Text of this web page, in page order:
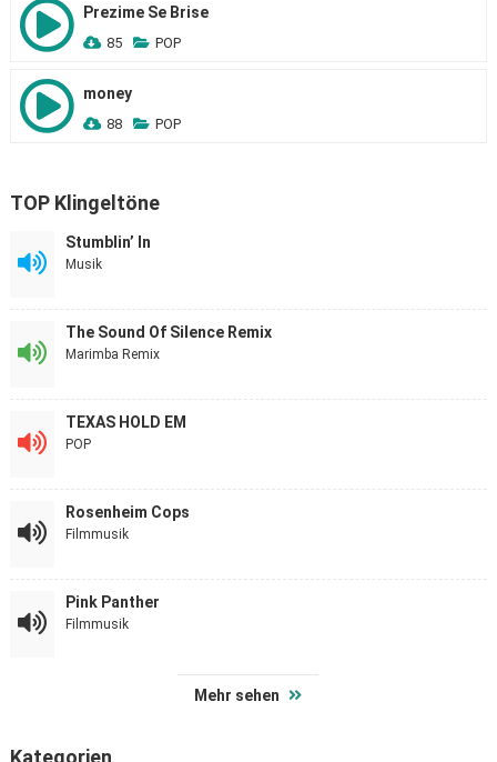
Prezime Se Brise
85 POP
money
88 POP
TOP Klingeltöne
Stumblin’ In
Musik
The Sound Of Silence Remix
Marimba Remix
TEXAS HOLD EM
POP
Rosenheim Cops
Filmmusik
Pink Panther
Filmmusik
Mehr sehen
Kategorien